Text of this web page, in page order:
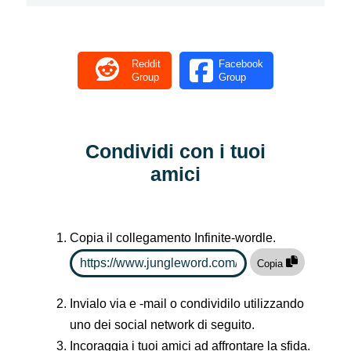
Reddit
Group
Facebook
Group
Condividi con i tuoi
amici
Copia il collegamento Infinite-wordle.
Copia
Invialo via e -mail o condividilo utilizzando
uno dei social network di seguito.
Incoraggia i tuoi amici ad affrontare la sfida.